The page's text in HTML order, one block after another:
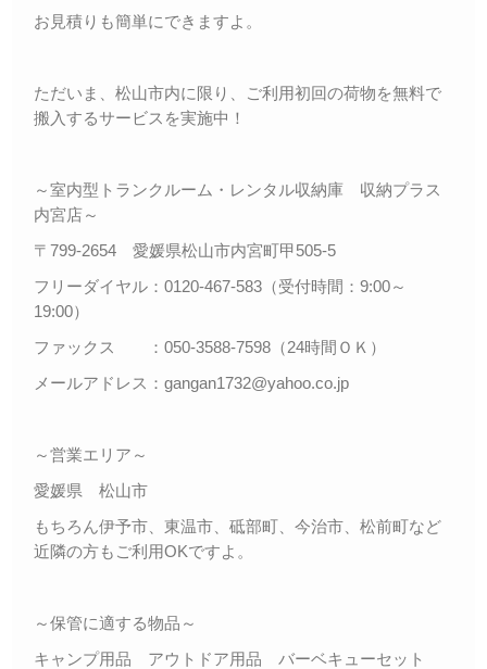
お見積りも簡単にできますよ。
ただいま、松山市内に限り、ご利用初回の荷物を無料で
搬入するサービスを実施中！
～室内型トランクルーム・レンタル収納庫 収納プラス
内宮店～
〒799-2654 愛媛県松山市内宮町甲505-5
フリーダイヤル：0120-467-583（受付時間：9:00～
19:00）
ファックス ：050-3588-7598（24時間ＯＫ）
メールアドレス：gangan1732@yahoo.co.jp
～営業エリア～
愛媛県 松山市
もちろん伊予市、東温市、砥部町、今治市、松前町など
近隣の方もご利用OKですよ。
～保管に適する物品～
キャンプ用品 アウトドア用品 バーベキューセット